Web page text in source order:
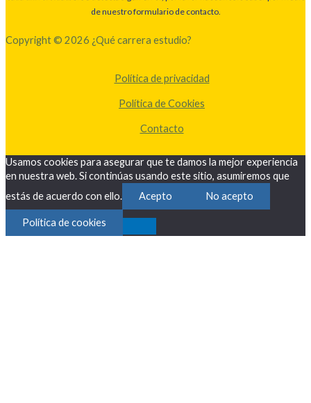
de nuestro formulario de contacto.
Copyright © 2026 ¿Qué carrera estudio?
Política de privacidad
Política de Cookies
Contacto
Usamos cookies para asegurar que te damos la mejor experiencia
en nuestra web. Si continúas usando este sitio, asumiremos que
estás de acuerdo con ello.
Acepto No acepto
Política de cookies